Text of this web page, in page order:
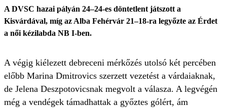
A DVSC hazai pályán 24–24-es döntetlent játszott a
Kisvárdával, míg az Alba Fehérvár 21–18-ra legyőzte az Érdet
a női kézilabda NB I-ben.
A végig kiélezett debreceni mérkőzés utolsó két percében
előbb Marina Dmitrovics szerzett vezetést a várdaiaknak,
de Jelena Deszpotovicsnak megvolt a válasza. A legvégén
még a vendégek támadhattak a győztes gólért, ám